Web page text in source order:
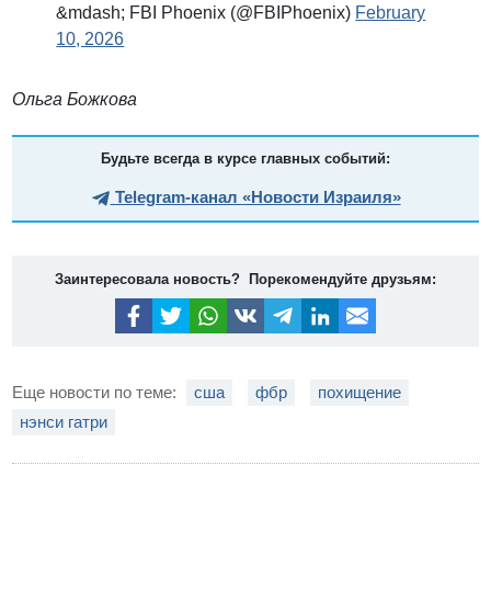
&mdash; FBI Phoenix (@FBIPhoenix) February
10, 2026
Ольга Божкова
Будьте всегда в курсе главных событий:
Telegram-канал «Новости Израиля»
Заинтересовала новость? Порекомендуйте друзьям:
Еще новости по теме: сша фбр
похищение
нэнси гатри